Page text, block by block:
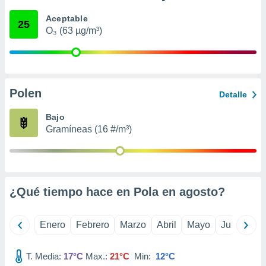
u
en
en
datos
perfiles
25 Aceptable
O₃ (63 µg/m³)
Polen Detalle
Bajo
Gramíneas (16 #/m³)
¿Qué tiempo hace en Pola en agosto?
Enero Febrero Marzo Abril Mayo Junio
T. Media: 17°C Max.: 21°C Min: 12°C